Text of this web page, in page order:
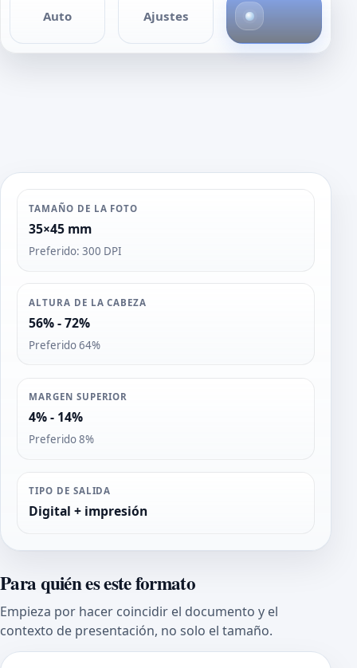
Auto Ajustes
TAMAÑO DE LA FOTO
35×45 mm
Preferido: 300 DPI
ALTURA DE LA CABEZA
56% - 72%
Preferido 64%
MARGEN SUPERIOR
4% - 14%
Preferido 8%
TIPO DE SALIDA
Digital + impresión
Para quién es este formato
Empieza por hacer coincidir el documento y el
contexto de presentación, no solo el tamaño.